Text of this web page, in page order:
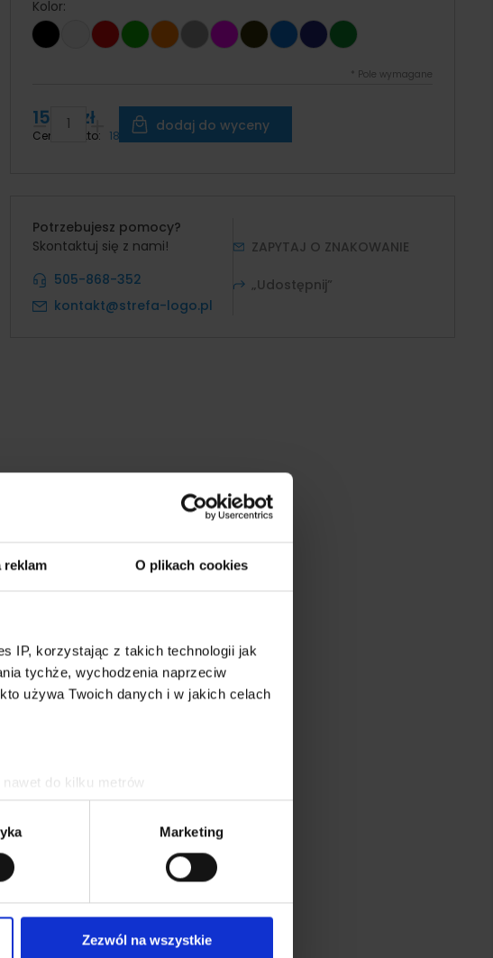
reklam O plikach cookies
IP, korzystając z takich technologii jak
tychże, wychodzenia naprzeciw
używa Twoich danych i w jakich celach
do kilku metrów
zbiory danych (fingerprinting, czyli
ustaw własne preferencje wsekcji
w dowolnej chwili.
funkcje społecznościowe i analizować
otrzymanymi od Ciebie lub
Marketing
Zezwól na wszystkie
Kolor:
Pole wymagane
15,33 zł
Cena brutto: 18,86 zł
dodaj do wyceny
Potrzebujesz pomocy?
Skontaktuj się z nami!
505-868-352
kontakt@strefa-logo.pl
ZAPYTAJ O ZNAKOWANIE
„Udostępnij”